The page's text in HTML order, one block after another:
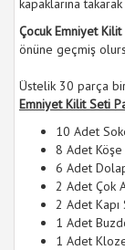
Çocuk Emniyet
önüne geçmiş
Üstelik 30 parça
Emniyet Kilit Seti
10 Adet
8 Adet Köşe
6 Adet
2 Adet Çok
2 Adet
1 Adet
1 Adet